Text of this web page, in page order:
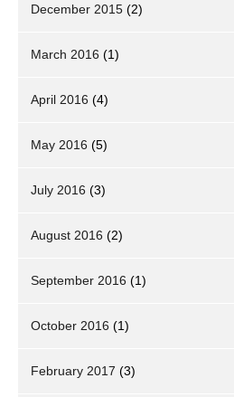
December 2015 (2)
March 2016 (1)
April 2016 (4)
May 2016 (5)
July 2016 (3)
August 2016 (2)
September 2016 (1)
October 2016 (1)
February 2017 (3)